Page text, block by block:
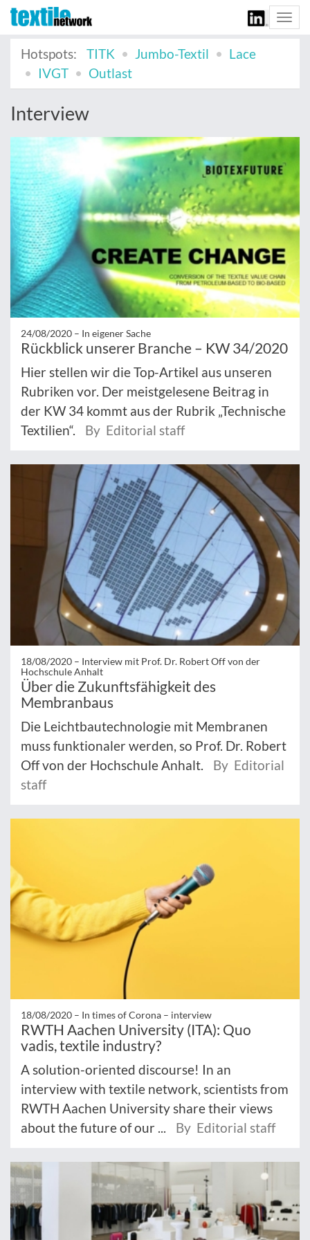
Hotspots:
TITK Jumbo-Textil
Lace
IVGT
Outlast
Interview
24/08/2020 – In eigener Sache
Rückblick unserer Branche – KW 34/2020
Hier stellen wir die Top-Artikel aus unseren
Rubriken vor. Der meistgelesene Beitrag in
der KW 34 kommt aus der Rubrik „Technische
Textilien“.
By Editorial staff
18/08/2020 – Interview mit Prof. Dr. Robert Off von der
Hochschule Anhalt
Über die Zukunftsfähigkeit des
Membranbaus
Die Leichtbautechnologie mit Membranen
muss funktionaler werden, so Prof. Dr. Robert
Off von der Hochschule Anhalt.
By Editorial
staff
18/08/2020 – In times of Corona – interview
RWTH Aachen University (ITA): Quo
vadis, textile industry?
A solution-oriented discourse! In an
interview with textile network, scientists from
RWTH Aachen University share their views
about the future of our ...
By Editorial staff